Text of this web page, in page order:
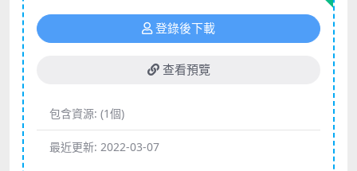
登錄後下載
查看預覽
包含資源: (1個)
最近更新: 2022-03-07